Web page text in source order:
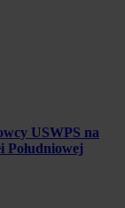
USWPS na
Południowej